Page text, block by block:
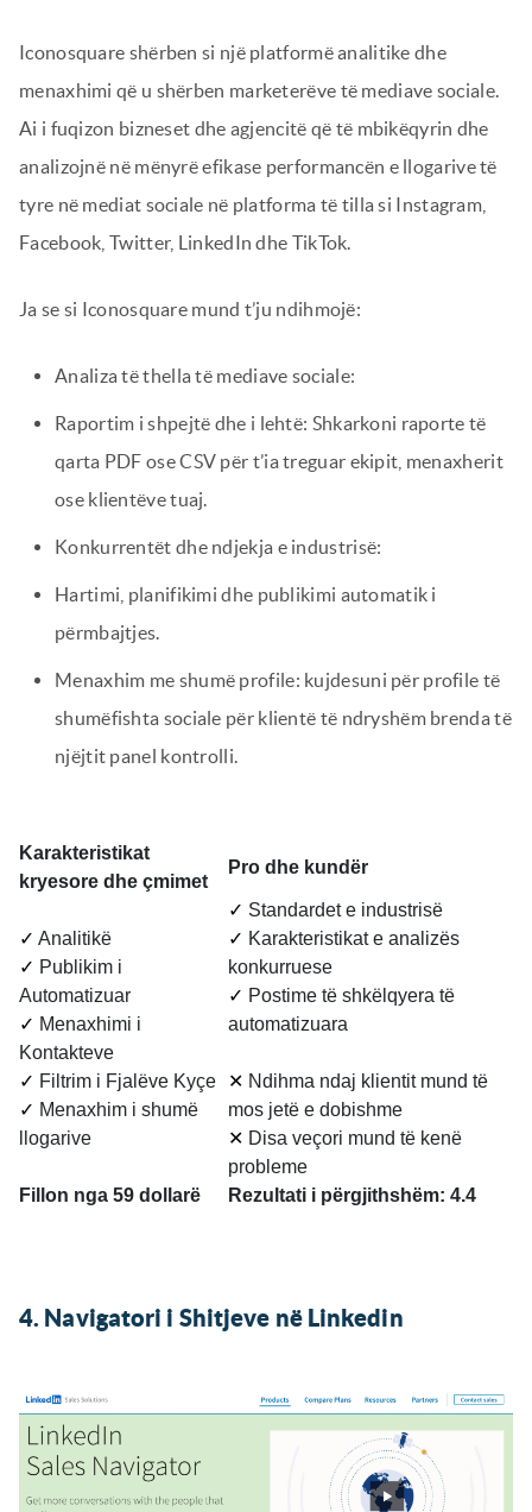
Iconosquare shërben si një platformë analitike dhe
menaxhimi që u shërben marketerëve të mediave sociale.
Ai i fuqizon bizneset dhe agjencitë që të mbikëqyrin dhe
analizojnë në mënyrë efikase performancën e llogarive të
tyre në mediat sociale në platforma të tilla si Instagram,
Facebook, Twitter, LinkedIn dhe TikTok.
Ja se si Iconosquare mund t’ju ndihmojë:
Analiza të thella të mediave sociale:
Raportim i shpejtë dhe i lehtë: Shkarkoni raporte të
qarta PDF ose CSV për t’ia treguar ekipit, menaxherit
ose klientëve tuaj.
Konkurrentët dhe ndjekja e industrisë:
Hartimi, planifikimi dhe publikimi automatik i
përmbajtjes.
Menaxhim me shumë profile: kujdesuni për profile të
shumëfishta sociale për klientë të ndryshëm brenda të
njëjtit panel kontrolli.
Karakteristikat
kryesore dhe çmimet
Pro dhe kundër
✓ Analitikë
✓ Publikim i
Automatizuar
✓ Menaxhimi i
Kontakteve
✓ Filtrim i Fjalëve Kyçe
✓ Menaxhim i shumë
llogarive
✓ Standardet e industrisë
✓ Karakteristikat e analizës
konkurruese
✓ Postime të shkëlqyera të
automatizuara
✕ Ndihma ndaj klientit mund të
mos jetë e dobishme
✕ Disa veçori mund të kenë
probleme
Fillon nga 59 dollarë
Rezultati i përgjithshëm: 4.4
4. Navigatori i Shitjeve në Linkedin